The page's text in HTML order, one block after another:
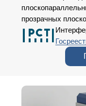
прозрачных